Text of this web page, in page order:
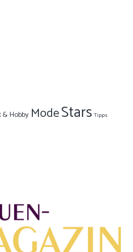
& Hobby ModeStars Tipps